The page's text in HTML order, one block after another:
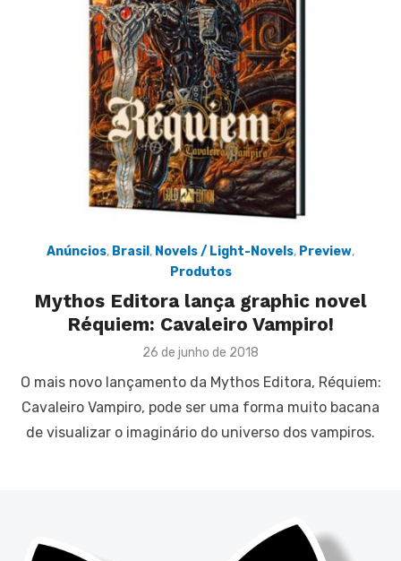
Anúncios, Brasil , Novels / Light-Novels, Preview,
Produtos
Mythos Editora lança graphic novel
Réquiem: Cavaleiro Vampiro!
Posted
26 de junho de 2018
O mais novo lançamento da Mythos Editora, Réquiem:
Cavaleiro Vampiro, pode ser uma forma muito bacana
de visualizar o imaginário do universo dos vampiros.